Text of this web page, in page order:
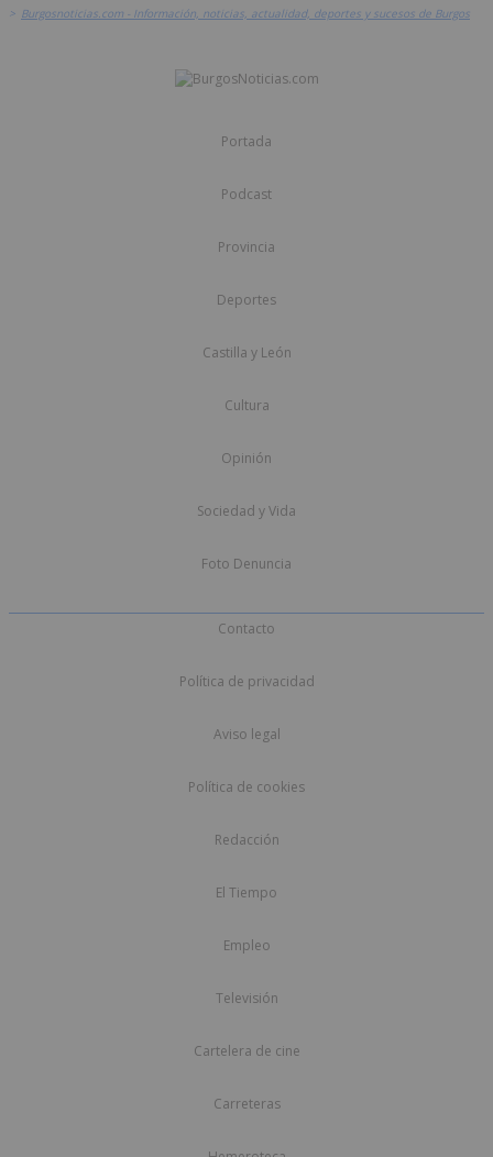
> Burgosnoticias.com - Información, noticias, actualidad, deportes y sucesos de Burgos
Portada
Podcast
Provincia
Deportes
Castilla y León
Cultura
Opinión
Sociedad y Vida
Foto Denuncia
Contacto
Política de privacidad
Aviso legal
Política de cookies
Redacción
El Tiempo
Empleo
Televisión
Cartelera de cine
Carreteras